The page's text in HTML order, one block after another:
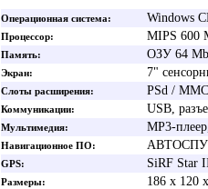
Операционная система Windows
Процессор MIPS 600
Память ОЗУ 64
Экран 7"
Слоты расширения PSd /
Коммуникации USB,
Мультимедия MP3-
Навигационное ПО
GPS SiRF Star
Размеры 186 x 120